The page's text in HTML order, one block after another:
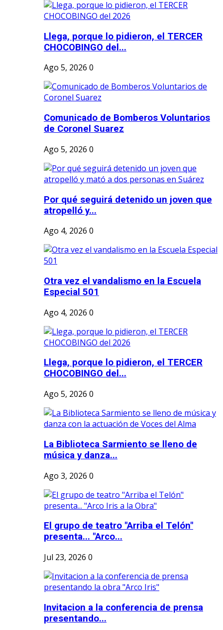
Llega, porque lo pidieron, el TERCER
CHOCOBINGO del...
Ago 5, 2026 0
Comunicado de Bomberos Voluntarios
de Coronel Suarez
Ago 5, 2026 0
Por qué seguirá detenido un joven que
atropelló y...
Ago 4, 2026 0
Otra vez el vandalismo en la Escuela
Especial 501
Ago 4, 2026 0
Llega, porque lo pidieron, el TERCER
CHOCOBINGO del...
Ago 5, 2026 0
La Biblioteca Sarmiento se lleno de
música y danza...
Ago 3, 2026 0
El grupo de teatro "Arriba el Telón"
presenta... "Arco...
Jul 23, 2026 0
Invitacion a la conferencia de prensa
presentando...